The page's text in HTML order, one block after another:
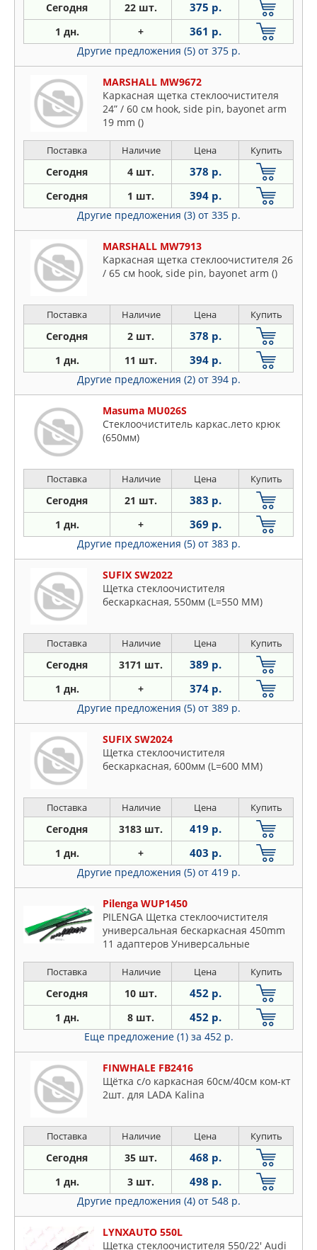
Сегодня 22 шт. 375 р.
1 дн. + 361 р.
Другие предложения (5) от 375 р.
MARSHALL MW9672
Каркасная щетка стеклоочистителя
24” / 60 см hook, side pin, bayonet arm
19 mm ()
Поставка Наличие Цена Купить
Сегодня 4 шт. 378 р.
Сегодня 1 шт. 394 р.
Другие предложения (3) от 335 р.
MARSHALL MW7913
Каркасная щетка стеклоочистителя 26
/ 65 см hook, side pin, bayonet arm ()
Поставка Наличие Цена Купить
Сегодня 2 шт. 378 р.
1 дн. 11 шт. 394 р.
Другие предложения (2) от 394 р.
Masuma MU026S
Стеклоочиститель каркас.лето крюк
(650мм)
Поставка Наличие Цена Купить
Сегодня 21 шт. 383 р.
1 дн. + 369 р.
Другие предложения (5) от 383 р.
SUFIX SW2022
Щетка стеклоочистителя
бескаркасная, 550мм (L=550 ММ)
Поставка Наличие Цена Купить
Сегодня 3171 шт. 389 р.
1 дн. + 374 р.
Другие предложения (5) от 389 р.
SUFIX SW2024
Щетка стеклоочистителя
бескаркасная, 600мм (L=600 ММ)
Поставка Наличие Цена Купить
Сегодня 3183 шт. 419 р.
1 дн. + 403 р.
Другие предложения (5) от 419 р.
Pilenga WUP1450
PILENGA Щетка стеклоочистителя
универсальная бескаркасная 450mm
11 адаптеров Универсальные
Поставка Наличие Цена Купить
Сегодня 10 шт. 452 р.
1 дн. 8 шт. 452 р.
Еще предложение (1) за 452 р.
FINWHALE FB2416
Щётка с/о каркасная 60см/40см ком-кт
2шт. для LADA Kalina
Поставка Наличие Цена Купить
Сегодня 35 шт. 468 р.
1 дн. 3 шт. 498 р.
Другие предложения (4) от 548 р.
LYNXAUTO 550L
Щетка стеклоочистителя 550/22' Audi